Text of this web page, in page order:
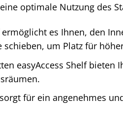
optimale Nutzung des
es Ihnen, den
um Platz für
easyAccess Shelf
für ein angenehmes